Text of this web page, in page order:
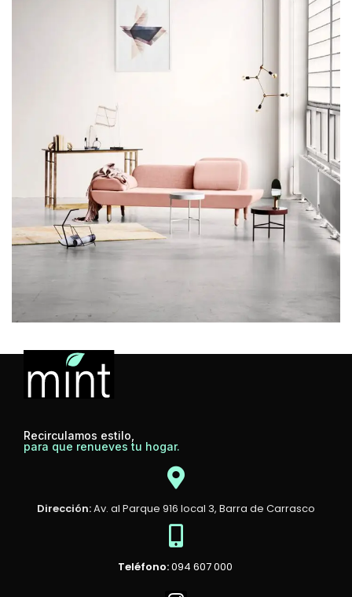
Decor
Et vestibulum quis a suspendisse
Rhoncus quisque sollicitudin
Recirculamos estilo,
para que renueves tu hogar.
Dirección:Av. al Parque 916 local 3, Barra de Carrasco
Teléfono:094 607 000